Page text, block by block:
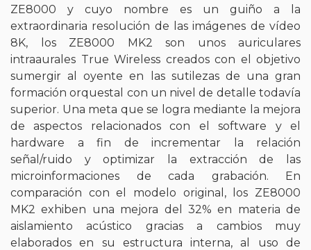
ZE8000 y cuyo nombre es un guiño a la
extraordinaria resolución de las imágenes de vídeo
8K, los ZE8000 MK2 son unos auriculares
intraaurales True Wireless creados con el objetivo
sumergir al oyente en las sutilezas de una gran
formación orquestal con un nivel de detalle todavía
superior. Una meta que se logra mediante la mejora
de aspectos relacionados con el software y el
hardware a fin de incrementar la relación
señal/ruido y optimizar la extracción de las
microinformaciones de cada grabación. En
comparación con el modelo original, los ZE8000
MK2 exhiben una mejora del 32% en materia de
aislamiento acústico gracias a cambios muy
elaborados en su estructura interna, al uso de